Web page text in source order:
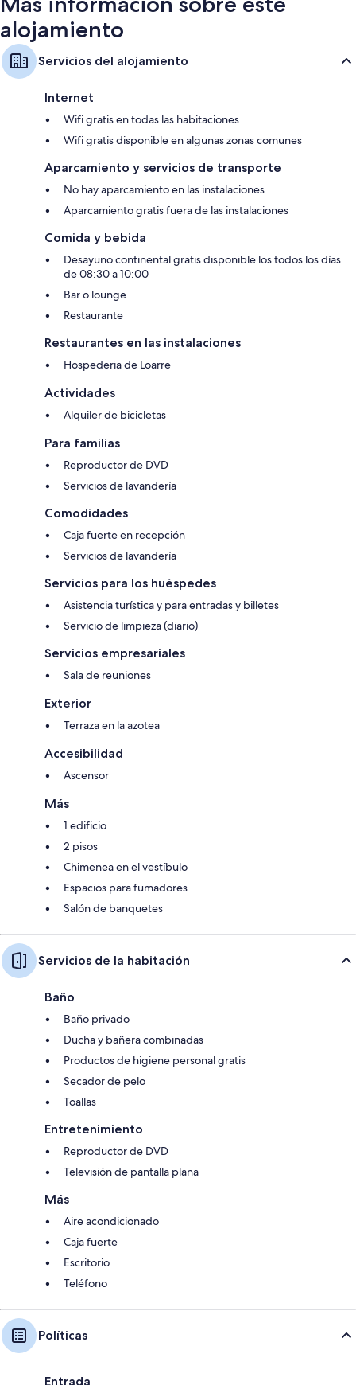
alojamiento
Servicios del alojamiento
Internet
Wifi gratis en todas las habitaciones
Wifi gratis disponible en algunas zonas comunes
Aparcamiento y servicios de transporte
No hay aparcamiento en las instalaciones
Aparcamiento gratis fuera de las instalaciones
Comida y bebida
Desayuno continental gratis disponible los todos los días
de 08:30 a 10:00
Bar o lounge
Restaurante
Restaurantes en las instalaciones
Hospederia de Loarre
Actividades
Alquiler de bicicletas
Para familias
Reproductor de DVD
Servicios de lavandería
Comodidades
Caja fuerte en recepción
Servicios de lavandería
Servicios para los huéspedes
Asistencia turística y para entradas y billetes
Servicio de limpieza (diario)
Servicios empresariales
Sala de reuniones
Exterior
Terraza en la azotea
Accesibilidad
Ascensor
Más
1 edificio
2 pisos
Chimenea en el vestíbulo
Espacios para fumadores
Salón de banquetes
Servicios de la habitación
Baño
Baño privado
Ducha y bañera combinadas
Productos de higiene personal gratis
Secador de pelo
Toallas
Entretenimiento
Reproductor de DVD
Televisión de pantalla plana
Más
Aire acondicionado
Caja fuerte
Escritorio
Teléfono
Políticas
Entrada